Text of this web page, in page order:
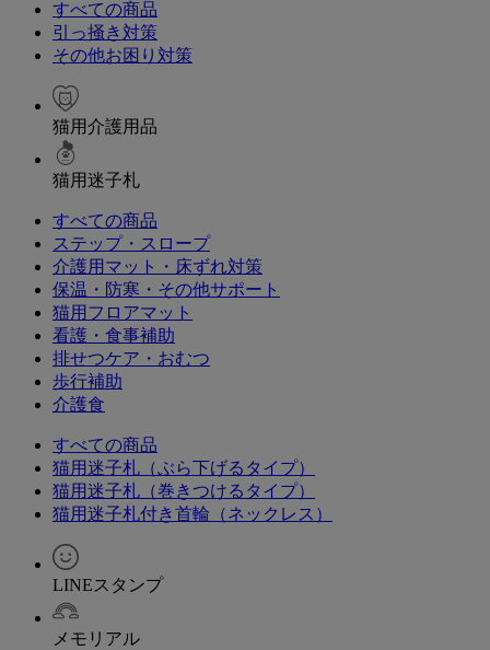
すべての商品
引っ掻き対策
その他お困り対策
猫用介護用品
猫用迷子札
すべての商品
ステップ・スロープ
介護用マット・床ずれ対策
保温・防寒・その他サポート
猫用フロアマット
看護・食事補助
排せつケア・おむつ
歩行補助
介護食
すべての商品
猫用迷子札（ぶら下げるタイプ）
猫用迷子札（巻きつけるタイプ）
猫用迷子札付き首輪（ネックレス）
LINEスタンプ
メモリアル